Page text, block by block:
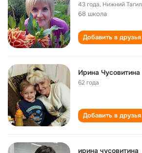
43 года, Нижний Тагил
68 школа
Добавить в друзья
Ирина Чусовитина
62 года
Добавить в друзья
ирина чусовитина